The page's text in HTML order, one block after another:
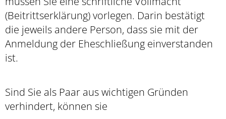
(Beitrittserklärung) vorlegen. Darin bestätigt
die jeweils andere Person, dass sie mit der
Anmeldung der Eheschließung einverstanden
ist.
Sind Sie als Paar aus wichtigen Gründen
verhindert, können sie